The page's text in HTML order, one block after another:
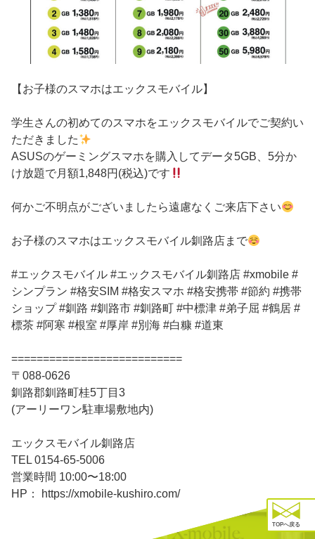
【お子様のスマホはエックスモバイル】
学生さんの初めてのスマホをエックスモバイルでご契約い
ただきました
ASUSのゲーミングスマホを購入してデータ5GB、5分か
け放題で月額1,848円(税込)です
何かご不明点がございましたら遠慮なくご来店下さい
お子様のスマホはエックスモバイル釧路店まで
#エックスモバイル #エックスモバイル釧路店 #xmobile #
シンプラン #格安SIM #格安スマホ #格安携帯 #節約 #携帯
ショップ #釧路 #釧路市 #釧路町 #中標津 #弟子屈 #鶴居 #
標茶 #阿寒 #根室 #厚岸 #別海 #白糠 #道東
===========================
〒088-0626
釧路郡釧路町桂5丁目3
(アーリーワン駐車場敷地内)
エックスモバイル釧路店
TEL 0154-65-5006
営業時間 10:00〜18:00
HP： https://xmobile-kushiro.com/
TOPへ戻る